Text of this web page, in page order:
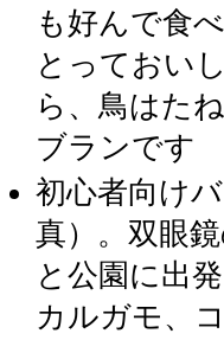
も好んで食
とっておい
ら、鳥はた
ブランです
初心者向け
真）。双眼
と公園に出
カルガモ、